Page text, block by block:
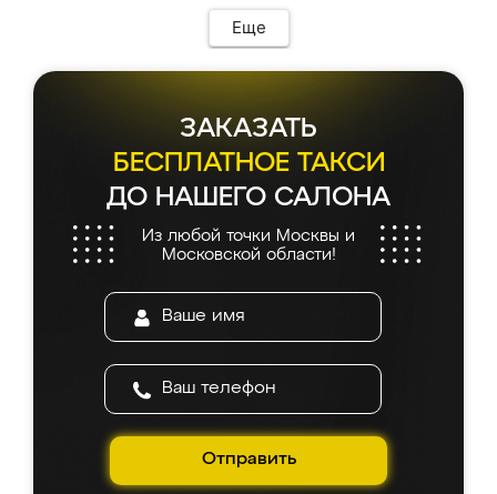
Еще
ЗАКАЗАТЬ
БЕСПЛАТНОЕ ТАКСИ
ДО НАШЕГО САЛОНА
Из любой точки Москвы и
Московской области!
Отправить